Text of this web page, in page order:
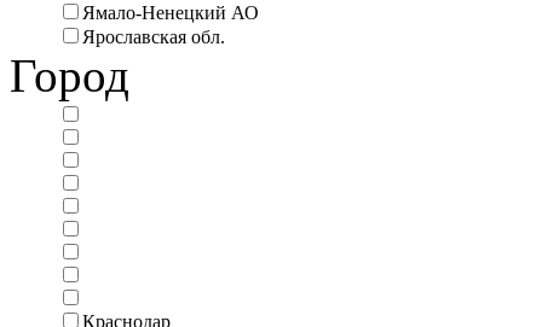
Ямало-Ненецкий АО
Ярославская обл.
Город
Краснодар